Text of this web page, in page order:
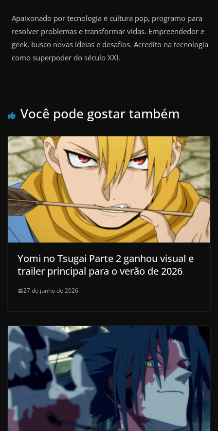
Apaixonado por tecnologia e cultura pop, programo para
resolver problemas e transformar vidas. Empreendedor e
geek, busco novas ideias e desafios. Acredito na tecnologia
como superpoder do século XXI.
Você pode gostar também
Yomi no Tsugai Parte 2 ganhou visual e
trailer principal para o verão de 2026
27 de junho de 2026